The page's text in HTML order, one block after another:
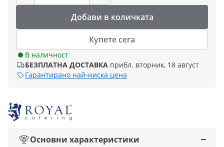
Добави в количката
Купете сега
В наличност
БЕЗПЛАТНА ДОСТАВКА прибл. вторник, 18 август
Гарантирано най-ниска цена
Основни характеристики